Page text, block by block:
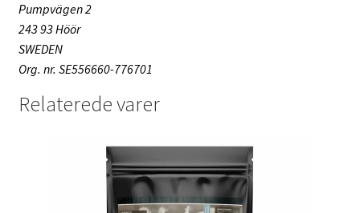
Pumpvägen 2
243 93 Höör
SWEDEN
Org. nr. SE556660-776701
Relaterede varer